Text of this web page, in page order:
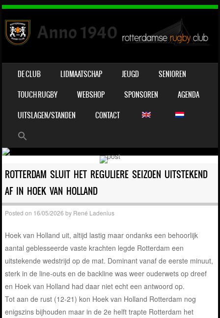
MENU
OVERSLAAN NAAR INHOUD
DE CLUB LIDMAATSCHAP JEUGD
SENIOREN
TOUCH RUGBY
WEBSHOP SPONSOREN
AGENDA
UITSLAGEN/STANDEN
CONTACT
ROTTERDAM SLUIT HET REGULIERE SEIZOEN UITSTEKEND
AF IN HOEK VAN HOLLAND
Posted on 16/05/2026 by René Ladenius
Hoek van Holland uit, altijd lastig maar ondanks een behoorlijk
aantal geblesseerde vaste krachten legde Rotterdam een
uitstekende wedstrijd op de mat. Dominant vanaf de eerste minuut,
sterk in de line-outs en de backline was weer ouderwets op dreef
en Hoek van Holland had daar niet echt een antwoord op.
Tot aan de rust (12-21) kon Hoek van Holland Rotterdam nog
enigszins bijhouden maar in de 2e helft trapte Rotterdam het